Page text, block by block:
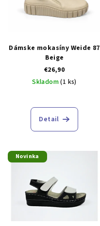
oDámske mokasíny Weide 87
Beige
€26,90
Skladom(1 ks)
Detail
Novinka